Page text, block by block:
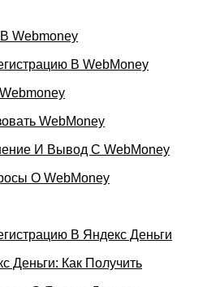
Webmoney
В WebMoney
WebMoney
И Вывод С WebMoney
О WebMoney
В Яндекс Деньги
Деньги: Как Получить